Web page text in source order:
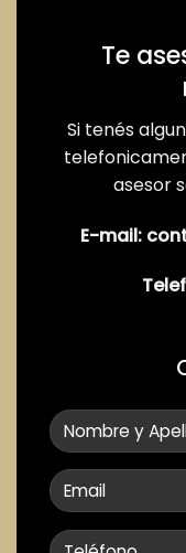
Te
Si tenés
asesor
E-mail: